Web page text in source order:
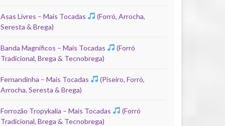
Asas Livres – Mais Tocadas
(Forró, Arrocha,
Seresta & Brega)
Banda Magníficos – Mais Tocadas
(Forró
Tradicional, Brega & Tecnobrega)
Fernandinha – Mais Tocadas
(Piseiro, Forró,
Arrocha, Seresta & Brega)
Forrozão Tropykalia – Mais Tocadas
(Forró
Tradicional, Brega & Tecnobrega)